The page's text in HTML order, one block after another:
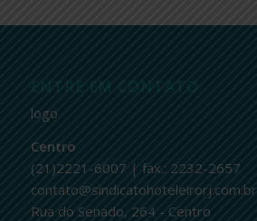
ENTRE EM CONTATO
logo
Centro
(21)2221-6007 | fax.: 2232-2657
contato@sindicatohoteleirorj.com.br
Rua do Senado, 264 - Centro